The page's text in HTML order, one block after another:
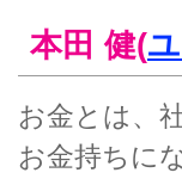
本田 健(
お金とは、
お金持ちに